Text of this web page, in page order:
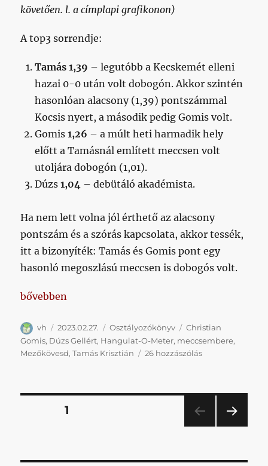
követően. l. a címplapi grafikonon)
A top3 sorrendje:
Tamás 1,39 – legutóbb a Kecskemét elleni
hazai 0-0 után volt dobogón. Akkor szintén
hasonlóan alacsony (1,39) pontszámmal
Kocsis nyert, a második pedig Gomis volt.
Gomis1,26 – a múlt heti harmadik hely
előtt a Tamásnál említett meccsen volt
utoljára dobogón (1,01).
Dúzs1,04 – debütáló akadémista.
Ha nem lett volna jól érthető az alacsony
pontszám és a szórás kapcsolata, akkor tessék,
itt a bizonyíték: Tamás és Gomis pont egy
hasonló megoszlású meccsen is dobogós volt.
„Kiugró teljesítmény hiányában maradt a
bővebben
Szerző
vh Közzétéve
2023.02.27. Kategória
Osztályozókönyv Címke
Christian
Gomis, Dúzs Gellért, Hangulat-O-Meter, meccsembere,
Mezőkövesd,Tamás Krisztián 26 hozzászólásKiugró
pesszimista
várakozás
Bejegyzések
OLDAL1